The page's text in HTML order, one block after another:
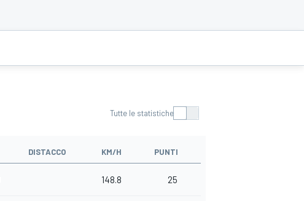
Tutte le statistiche
DISTACCO KM/H PUNTI
148.8 25